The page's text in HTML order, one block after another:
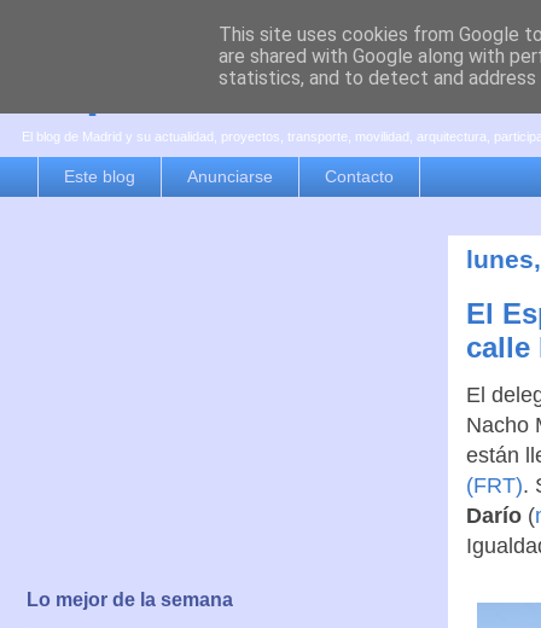
es por madrid
El blog de Madrid y su actualidad, proyectos, transporte, movilidad, arquitectura,
Este blog Anunciarse Contacto
El
calle
El
Nacho
están
(FRT).
Darío (
Lo mejor de la semana
This site uses cookies from Google
are shared with Google along with
statistics, and to detect and address